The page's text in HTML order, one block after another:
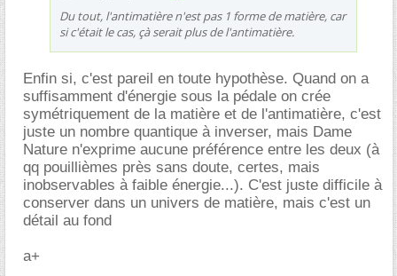
Du tout, l'antimatière n'est pas 1 forme de matière, car
si c'était le cas, çà serait plus de l'antimatière.
Enfin si, c'est pareil en toute hypothèse. Quand on a
suffisamment d'énergie sous la pédale on crée
symétriquement de la matière et de l'antimatière, c'est
juste un nombre quantique à inverser, mais Dame
Nature n'exprime aucune préférence entre les deux (à
qq pouillièmes près sans doute, certes, mais
inobservables à faible énergie...). C'est juste difficile à
conserver dans un univers de matière, mais c'est un
détail au fond
a+